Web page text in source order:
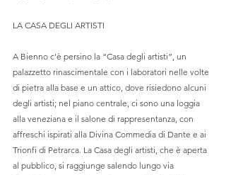
LA CASA DEGLI ARTISTI
A Bienno c’è persino la “Casa degli artisti”, un
palazzetto rinascimentale con i laboratori nelle volte
di pietra alla base e un attico, dove risiedono alcuni
degli artisti; nel piano centrale, ci sono una loggia
alla veneziana e il salone di rappresentanza, con
affreschi ispirati alla Divina Commedia di Dante e ai
Trionfi di Petrarca. La Casa degli artisti, che è aperta
al pubblico, si raggiunge salendo lungo via